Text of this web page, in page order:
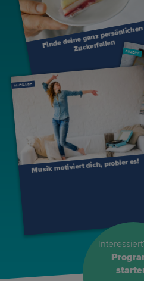
Finde deine ganz persönlichen
Zuckerfallen
AUFGABE
Musik motiviert dich, probier es!
REZEPT